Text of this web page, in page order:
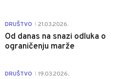
DRUŠTVO 21.03.2026.
Od danas na snazi odluka o
ograničenju marže
DRUŠTVO 19.03.2026.